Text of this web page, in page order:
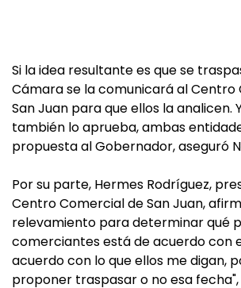
Si la idea resultante es que se
Cámara se la comunicará al Centro
San Juan para que ellos la analicen.
también lo aprueba, ambas
propuesta al Gobernador, aseguró
Por su parte, Hermes Rodríguez,
Centro Comercial de San Juan,
relevamiento para determinar qué
comerciantes está de acuerdo con
acuerdo con lo que ellos me digan,
proponer traspasar o no esa